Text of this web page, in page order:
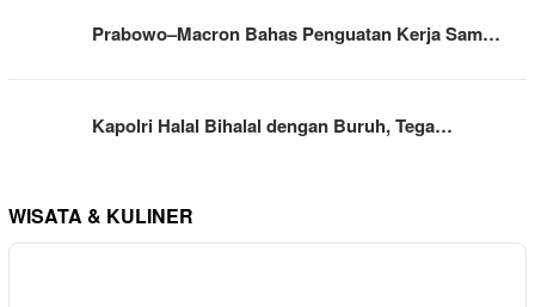
Prabowo–Macron Bahas Penguatan Kerja Sam…
Kapolri Halal Bihalal dengan Buruh, Tega…
WISATA & KULINER